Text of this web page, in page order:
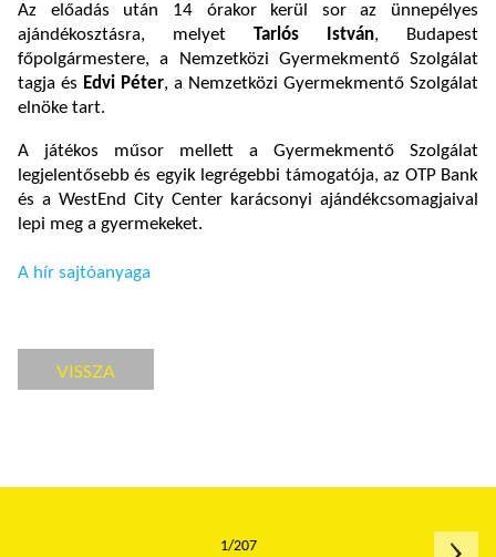
Az előadás után 14 órakor kerül sor az ünnepélyes
ajándékosztásra, melyet
Tarlós István, Budapest
főpolgármestere, a Nemzetközi Gyermekmentő Szolgálat
tagja és Edvi Péter, a Nemzetközi Gyermekmentő Szolgálat
elnöke tart.
A játékos műsor mellett a Gyermekmentő Szolgálat
legjelentősebb és egyik legrégebbi támogatója, az OTP Bank
és a WestEnd City Center karácsonyi ajándékcsomagjaival
lepi meg a gyermekeket.
A hír sajtóanyaga
VISSZA
1/207